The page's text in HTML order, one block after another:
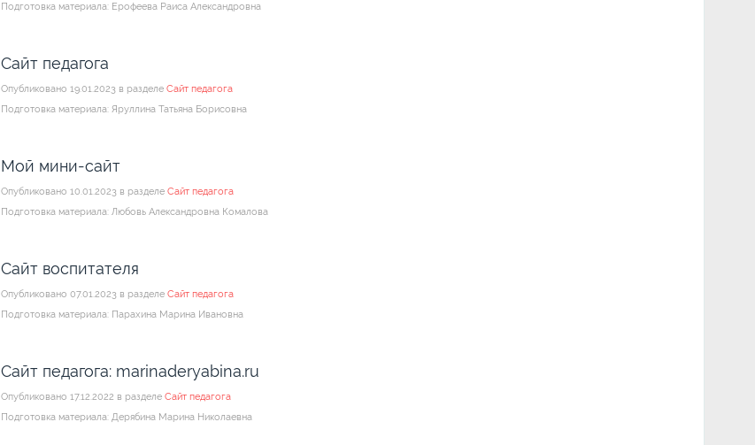
Подготовка материала: Ерофеева Раиса Александровна
Сайт педагога
Опубликовано 19.01.2023 в разделе Сайт педагога
Подготовка материала: Яруллина Татьяна Борисовна
Мой мини-сайт
Опубликовано 10.01.2023 в разделе Сайт педагога
Подготовка материала: Любовь Александровна Комалова
Сайт воспитателя
Опубликовано 07.01.2023 в разделе Сайт педагога
Подготовка материала: Парахина Марина Ивановна
Сайт педагога: marinaderyabina.ru
Опубликовано 17.12.2022 в разделе Сайт педагога
Подготовка материала: Дерябина Марина Николаевна